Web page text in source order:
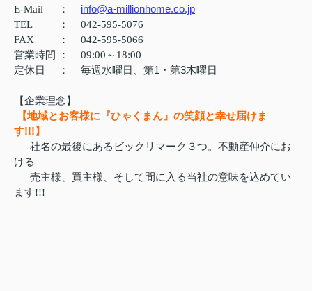
E-Mail
： info@a-millionhome.co.jp
TEL ：
042-595-5076
FAX
：
042-595-5066
営業時間
： 09:00～18:00
定休日 ： 毎週水曜日、第1・第3木曜日
【企業理念】
【地域とお客様に『ひゃくまん』の笑顔と幸せ届けま
す!!!】
社名の最後にあるビックリマーク３つ。不動産仲介にお
ける
売主様、買主様、そして間に入る当社の意味を込めてい
ます!!!